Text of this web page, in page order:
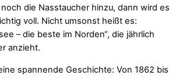
die Nasstaucher hinzu, dann wird es
voll. Nicht umsonst heißt es:
– die beste im Norden“, die jährlich
anzieht.
spannende Geschichte: Von 1862 bis